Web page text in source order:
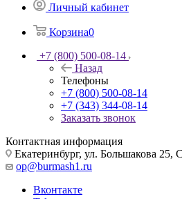
Личный кабинет
Корзина0
+7 (800) 500-08-14
Назад
Телефоны
+7 (800) 500-08-14
+7 (343) 344-08-14
Заказать звонок
Контактная информация
Екатеринбург, ул. Большакова 25,
op@burmash1.ru
Вконтакте